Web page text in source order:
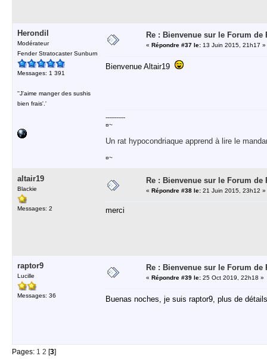
Herondil
Modérateur
Fender Stratocaster Sunburn
Messages: 1 391
''J'aime manger des sushis
bien frais'.'
Re : Bienvenue sur le Forum de
« Répondre #37 le: 13 Juin 2015, 21h17 »
Bienvenue Altair19
-----------
¤~
Un rat hypocondriaque apprend à lire le
¤~
altair19
Blackie
Messages: 2
Re : Bienvenue sur le Forum de
« Répondre #38 le: 21 Juin 2015, 23h12 »
merci
raptor9
Lucille
Messages: 36
Re : Bienvenue sur le Forum de
« Répondre #39 le: 25 Oct 2019, 22h18 »
Buenas noches, je suis raptor9, plus de
Pages: 1 2 [3]